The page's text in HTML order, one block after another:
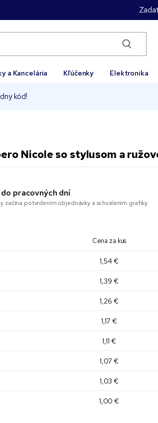
a Kancelária Kľúčenky Elektronika
kód!
Nicole so stylusom a
pracovných dní
začína potvrdením objednávky a schválením grafiky
Cena za kus
1,54 €
1,39 €
1,26 €
1,17 €
1,11 €
1,07 €
1,03 €
1,00 €